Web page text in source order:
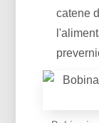
catene